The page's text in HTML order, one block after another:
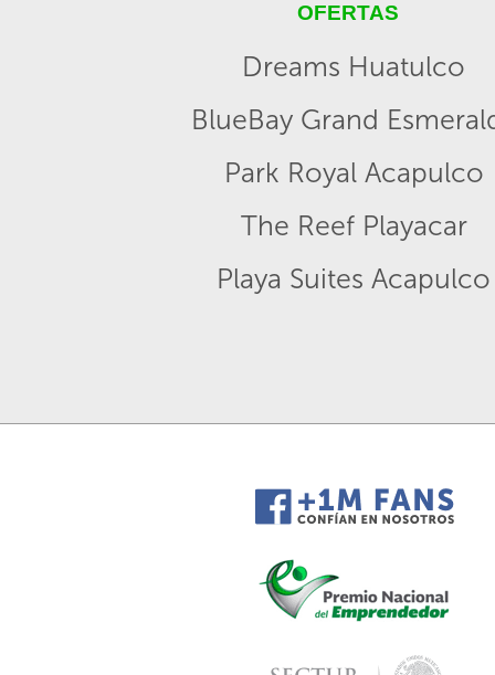
OFERTAS
Dreams Huatulco
BlueBay Grand
Park Royal Acapulco
The Reef Playacar
Playa Suites Acapulco